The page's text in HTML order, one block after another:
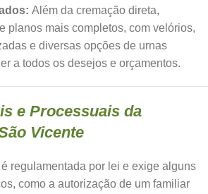
Além da cremação direta,
planos mais completos, com velórios,
e diversas opções de urnas
a todos os desejos e orçamentos.
e Processuais da
Vicente
regulamentada por lei e exige alguns
como a autorização de um familiar